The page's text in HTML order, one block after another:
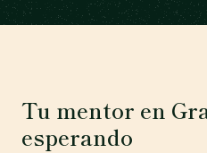
Tu mentor en
esperando